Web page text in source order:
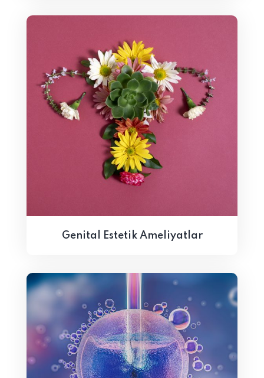
Genital Estetik Ameliyatlar